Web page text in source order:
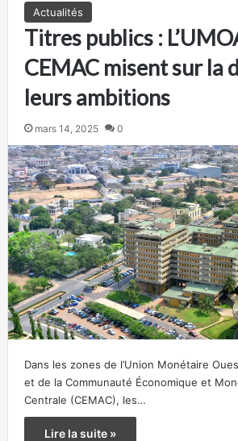
Actualités
Titres publics :
CEMAC misent sur la
leurs ambitions
mars 14, 2025 0
Dans les zones de l’Union Monétaire
et de la Communauté Économique et
Centrale (CEMAC), les…
Lire la suite »